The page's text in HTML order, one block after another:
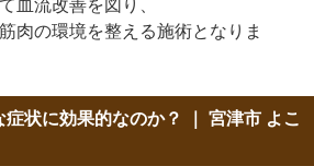
肉の環境を整える施術となりま
状に効果的なのか？ ｜ 宮津市 よこ